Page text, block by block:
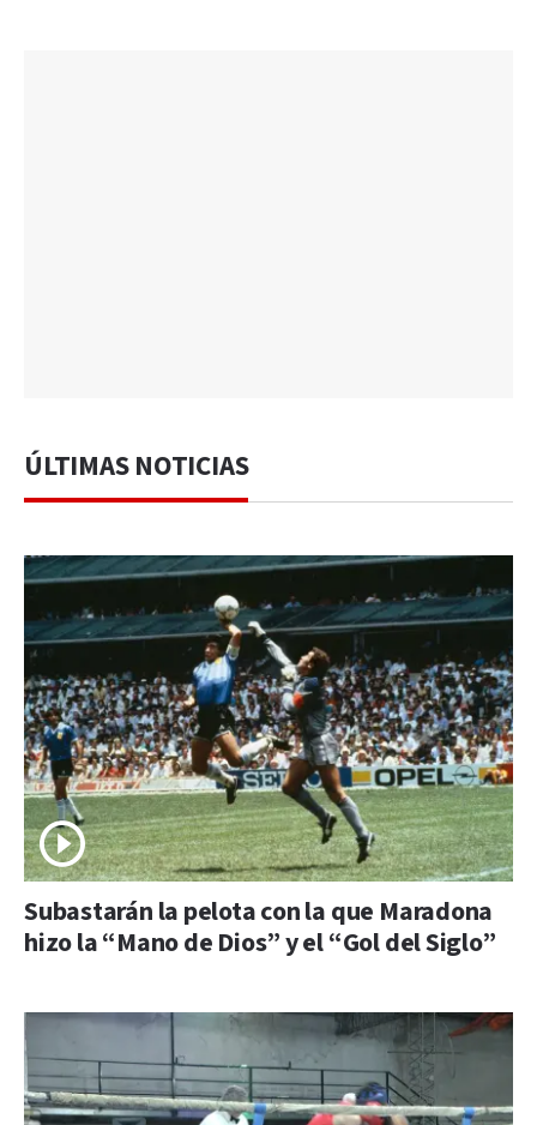
ÚLTIMAS NOTICIAS
Subastarán la pelota con la que Maradona
hizo la “Mano de Dios” y el “Gol del Siglo”